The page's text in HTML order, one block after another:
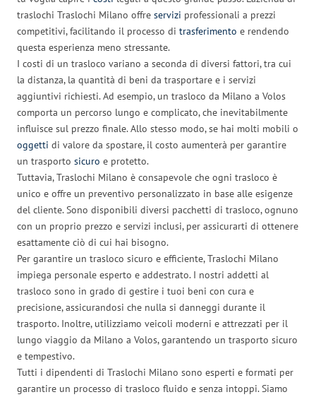
traslochi Traslochi Milano offre servizi professionali a prezzi
competitivi, facilitando il processo di trasferimento e rendendo
questa esperienza meno stressante.
I costi di un trasloco variano a seconda di diversi fattori, tra cui
la distanza, la quantità di beni da trasportare e i servizi
aggiuntivi richiesti. Ad esempio, un trasloco da Milano a Volos
comporta un percorso lungo e complicato, che inevitabilmente
influisce sul prezzo finale. Allo stesso modo, se hai molti mobili o
oggetti di valore da spostare, il costo aumenterà per garantire
un trasporto sicuro e protetto.
Tuttavia, Traslochi Milano è consapevole che ogni trasloco è
unico e offre un preventivo personalizzato in base alle esigenze
del cliente. Sono disponibili diversi pacchetti di trasloco, ognuno
con un proprio prezzo e servizi inclusi, per assicurarti di ottenere
esattamente ciò di cui hai bisogno.
Per garantire un trasloco sicuro e efficiente, Traslochi Milano
impiega personale esperto e addestrato. I nostri addetti al
trasloco sono in grado di gestire i tuoi beni con cura e
precisione, assicurandosi che nulla si danneggi durante il
trasporto. Inoltre, utilizziamo veicoli moderni e attrezzati per il
lungo viaggio da Milano a Volos, garantendo un trasporto sicuro
e tempestivo.
Tutti i dipendenti di Traslochi Milano sono esperti e formati per
garantire un processo di trasloco fluido e senza intoppi. Siamo